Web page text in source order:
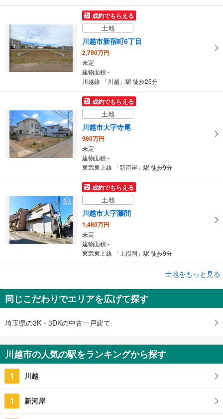
成約でもらえる
土地
川越市新宿町6丁目
2,790万円
未定
建物面積 -
川越線 「川越」駅 徒歩25分
成約でもらえる
土地
川越市大字寺尾
980万円
未定
建物面積 -
東武東上線 「新河岸」駅 徒歩9分
成約でもらえる
土地
川越市大字藤間
1,480万円
未定
建物面積 -
東武東上線 「上福岡」駅 徒歩9分
川越市西小仙波町2丁目
5,280万円
未定
建物面積 -
土地をもっと見る
同じこだわりでエリアを広げて探す
埼玉県の3K・3DKの中古一戸建て
川越市の人気の駅をランキングから探す
1 川越
1 新河岸